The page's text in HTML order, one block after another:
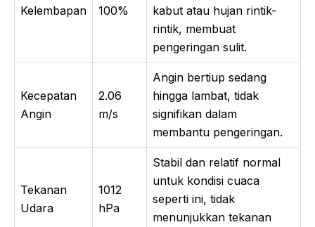
Kelembapan 100%
kabut atau hujan rintik-
rintik, membuat
pengeringan sulit.
Kecepatan
Angin
2.06
m/s
Angin bertiup sedang
hingga lambat, tidak
signifikan dalam
membantu pengeringan.
Tekanan
Udara
1012
hPa
Stabil dan relatif normal
untuk kondisi cuaca
seperti ini, tidak
menunjukkan tekanan